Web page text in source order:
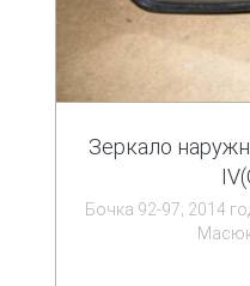
Зеркало
Бочка 92-97; 2014